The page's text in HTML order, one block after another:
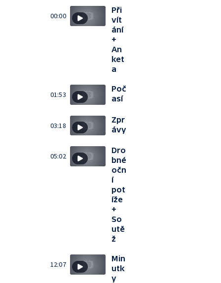
00:00
Při
vít
ání
+
An
ket
a
01:53
Poč
así
03:18
Zpr
ávy
05:02
Dro
bné
očn
í
pot
íže
+
So
utě
ž
12:07
Min
utk
y